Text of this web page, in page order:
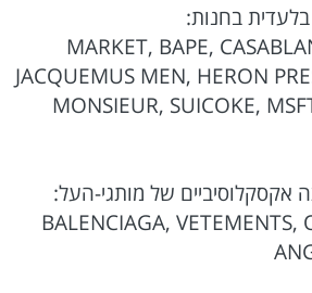
בלעדית בחנות:
MARKET, BAPE,
JACQUEMUS MEN, HERON
MONSIEUR, SUICOKE,
אקסקלוסיביים של מותגי-העל:
BALENCIAGA, VETEMENTS,